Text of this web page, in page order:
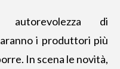
di
i produttori più
In scena le novità,